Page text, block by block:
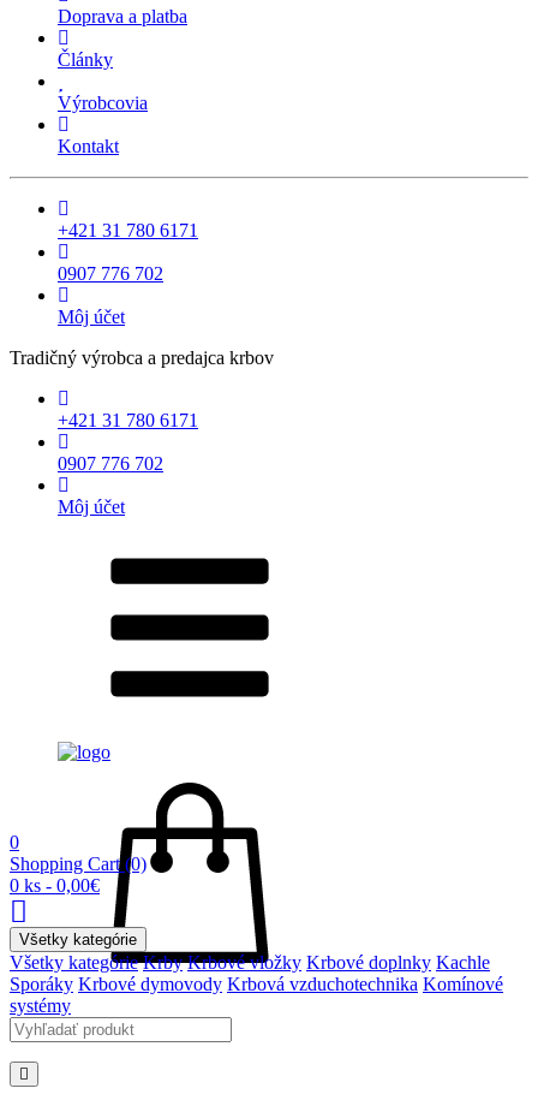
Doprava a platba
Články
Výrobcovia
Kontakt
+421 31 780 6171
0907 776 702
Môj účet
Tradičný výrobca a predajca krbov
+421 31 780 6171
0907 776 702
Môj účet
0
Shopping Cart (0)
0 ks - 0,00€
Všetky kategórie
Všetky kategórie Krby Krbové vložky Krbové doplnky Kachle
Sporáky Krbové dymovody Krbová vzduchotechnika Komínové
systémy